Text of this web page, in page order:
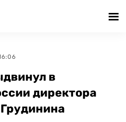
в
директора